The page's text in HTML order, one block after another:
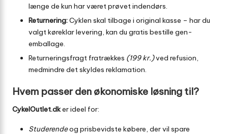
længe de kun har været prøvet indendørs.
Returnering:Cyklen skal tilbage i original kasse – har du
valgt køreklar levering, kan du gratis bestille gen-
emballage.
Returneringsfragt fratrækkes (199 kr.)ved refusion,
medmindre det skyldes reklamation.
Hvem passer den økonomiske løsning til?
CykelOutlet.dker ideel for:
Studerendeog prisbevidste købere, der vil spare